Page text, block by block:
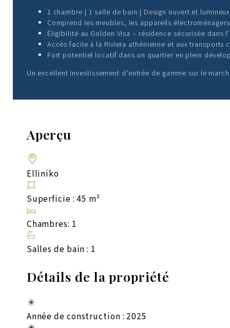
1 chambre | 1 salle de bain | Design ouvert et lumineux
Comprend les meubles, les appareils
Éligibilité au Golden Visa – résidence sécurisée dans
Accès facile à la Riviera athénienne et aux transports
Fort potentiel locatif dans un quartier en plein
Un excellent investissement d’entrée de gamme sur le
Aperçu
Elliniko
Superficie : 45 m²
Chambres: 1
Salles de bain : 1
Détails de la propriété
Année de construction : 2025